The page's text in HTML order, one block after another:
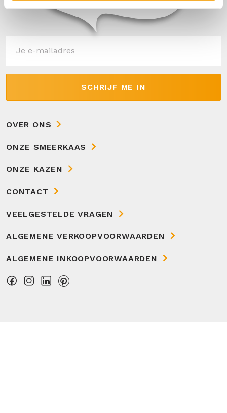
OVER ONS
ONZE SMEERKAAS
ONZE KAZEN
CONTACT
VEELGESTELDE VRAGEN
ALGEMENE VERKOOPVOORWAARDEN
ALGEMENE INKOOPVOORWAARDEN
SCHRIJF ME IN